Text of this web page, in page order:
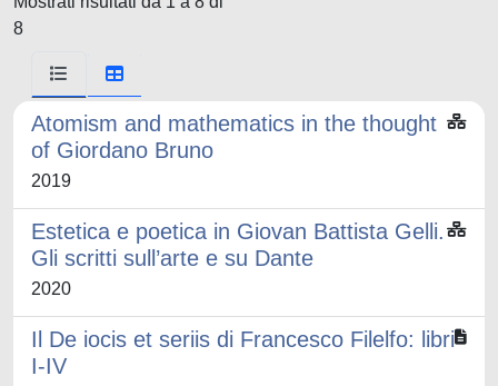
8
Atomism and mathematics in the thought
of Giordano Bruno
2019
Estetica e poetica in Giovan Battista Gelli.
Gli scritti sull’arte e su Dante
2020
Il De iocis et seriis di Francesco Filelfo: libri
I-IV